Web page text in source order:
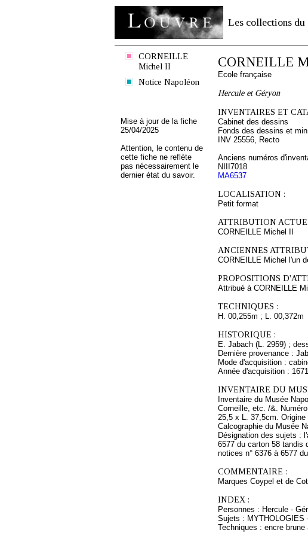
Les collections du
CORNEILLE
Michel II
Notice Napoléon
Mise à jour de la fiche
25/04/2025
Attention, le contenu de
cette fiche ne reflète
pas nécessairement le
dernier état du savoir.
CORNEILLE
Ecole française
Hercule et Géryon
INVENTAIRES ET
Cabinet des dessins
Fonds des dessins et
INV 25556, Recto
Anciens numéros
NIII7018
MA6537
LOCALISATION :
Petit format
ATTRIBUTION
CORNEILLE Michel II
ANCIENNES
CORNEILLE Michel l'un
PROPOSITIONS
Attribué à CORNEILLE
TECHNIQUES :
H. 00,255m ; L. 00,372m
HISTORIQUE :
E. Jabach (L. 2959) ;
Dernière provenance :
Mode d'acquisition :
Année d'acquisition : 1671
INVENTAIRE DU
Inventaire du Musée
Corneille, etc. /&.
25,5 x L. 37,5cm.
Calcographie du Musée
Désignation des sujets :
6577 du carton 58 tandis
notices n° 6376 à 6577
COMMENTAIRE :
Marques Coypel et de
INDEX :
Personnes : Hercule -
Sujets : MYTHOLOGIES
Techniques : encre